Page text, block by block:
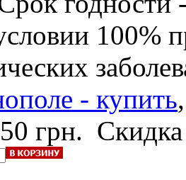
100%
- купить
грн.